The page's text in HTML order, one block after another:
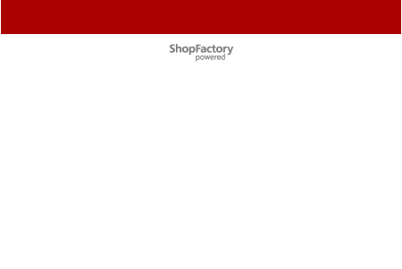
Webwinkel gemaakt met
ShopFactory webwinkel